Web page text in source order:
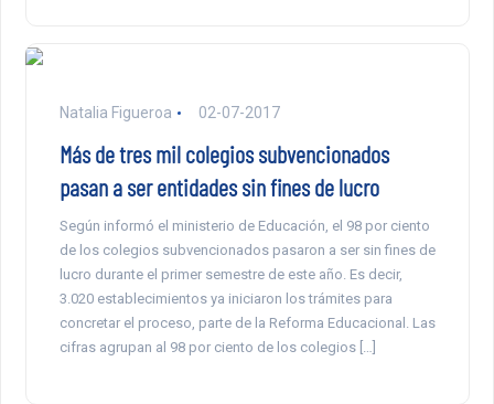
Natalia Figueroa 02-07-2017
Más de tres mil colegios subvencionados
pasan a ser entidades sin fines de lucro
Según informó el ministerio de Educación, el 98 por ciento
de los colegios subvencionados pasaron a ser sin fines de
lucro durante el primer semestre de este año. Es decir,
3.020 establecimientos ya iniciaron los trámites para
concretar el proceso, parte de la Reforma Educacional. Las
cifras agrupan al 98 por ciento de los colegios […]